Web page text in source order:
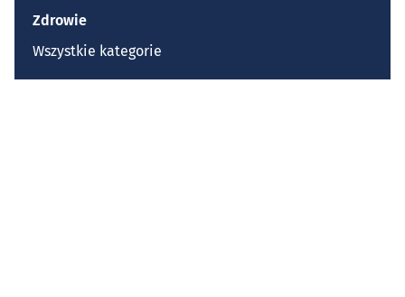
Zdrowie
Wszystkie kategorie